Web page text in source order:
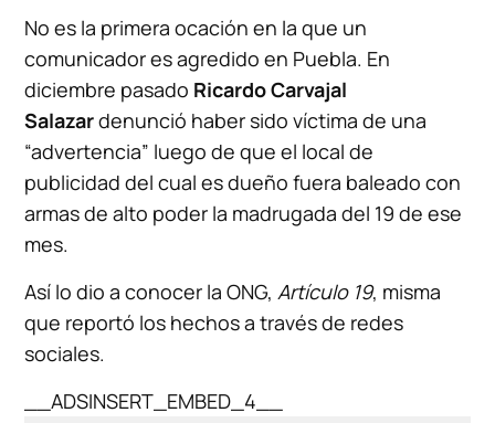
No es la primera ocación en la que un
comunicador es agredido en Puebla. En
diciembre pasado Ricardo Carvajal
Salazardenunció haber sido víctima de una
“advertencia” luego de que el local de
publicidad del cual es dueño fuera baleado con
armas de alto poder la madrugada del 19 de ese
mes.
Así lo dio a conocer la ONG,Artículo 19, misma
que reportó los hechos a través de redes
sociales.
__ADSINSERT_EMBED_4__